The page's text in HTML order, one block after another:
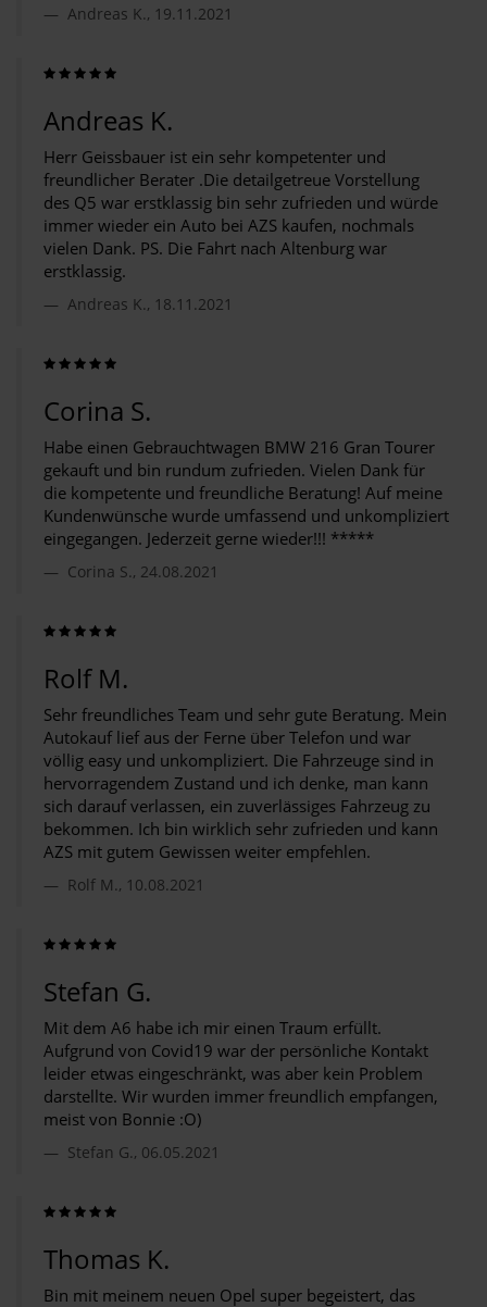
Andreas K., 19.11.2021
Andreas K.
Herr Geissbauer ist ein sehr kompetenter und
freundlicher Berater .Die detailgetreue Vorstellung
des Q5 war erstklassig bin sehr zufrieden und würde
immer wieder ein Auto bei AZS kaufen, nochmals
vielen Dank. PS. Die Fahrt nach Altenburg war
erstklassig.
Andreas K., 18.11.2021
Corina S.
Habe einen Gebrauchtwagen BMW 216 Gran Tourer
gekauft und bin rundum zufrieden. Vielen Dank für
die kompetente und freundliche Beratung! Auf meine
Kundenwünsche wurde umfassend und unkompliziert
eingegangen. Jederzeit gerne wieder!!! *****
Corina S., 24.08.2021
Rolf M.
Sehr freundliches Team und sehr gute Beratung. Mein
Autokauf lief aus der Ferne über Telefon und war
völlig easy und unkompliziert. Die Fahrzeuge sind in
hervorragendem Zustand und ich denke, man kann
sich darauf verlassen, ein zuverlässiges Fahrzeug zu
bekommen. Ich bin wirklich sehr zufrieden und kann
AZS mit gutem Gewissen weiter empfehlen.
Rolf M., 10.08.2021
Stefan G.
Mit dem A6 habe ich mir einen Traum erfüllt.
Aufgrund von Covid19 war der persönliche Kontakt
leider etwas eingeschränkt, was aber kein Problem
darstellte. Wir wurden immer freundlich empfangen,
meist von Bonnie :O)
Stefan G., 06.05.2021
Thomas K.
Bin mit meinem neuen Opel super begeistert, das